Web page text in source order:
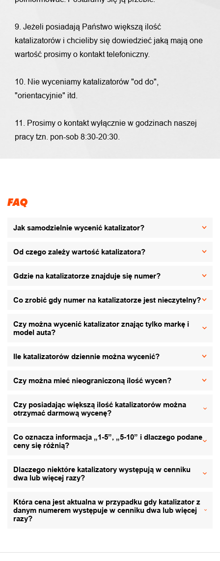
9. Jeżeli posiadają Państwo większą ilość
katalizatorów i chcieliby się dowiedzieć jaką mają one
wartość prosimy o kontakt telefoniczny.
10. Nie wyceniamy katalizatorów "od do",
"orientacyjnie" itd.
11. Prosimy o kontakt wyłącznie w godzinach naszej
pracy tzn. pon-sob 8:30-20:30.
FAQ
Jak samodzielnie wycenić katalizator?
Od czego zależy wartość katalizatora?
Gdzie na katalizatorze znajduje się numer?
Co zrobić gdy numer na katalizatorze jest nieczytelny?
Czy można wycenić katalizator znając tylko markę i
model auta?
Ile katalizatorów dziennie można wycenić?
Czy można mieć nieograniczoną ilość wycen?
Czy posiadając większą ilość katalizatorów można
otrzymać darmową wycenę?
Co oznacza informacja „1-5”, „5-10” i dlaczego podane
ceny się różnią?
Dlaczego niektóre katalizatory występują w cenniku
dwa lub więcej razy?
Która cena jest aktualna w przypadku gdy katalizator z
danym numerem występuje w cenniku dwa lub więcej
razy?